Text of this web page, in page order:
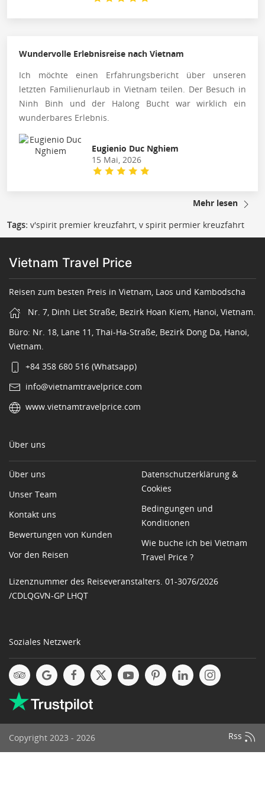
Wundervolle Erlebnisreise nach Vietnam
Ich möchte einen Erfahrungsbericht über unseren
letzten Familienurlaub in Vietnam teilen. Der Besuch in
Ninh Binh und der Halong Bucht war wirklich ein
wunderbares Erlebnis.
Eugienio Duc Nghiem
15 Mai, 2026
Mehr lesen
Tags: v'spirit premier kreuzfahrt, v spirit permier kreuzfahrt
Vietnam Travel Price
Reisen zum besten Preis in Vietnam, Laos und Kambodscha
Nr. 7, Dinh Liet Straße, Bezirk Hoan Kiem, Hanoi, Vietnam.
Büro: Nr. 18, Lane 11, Thai-Ha-Straße, Bezirk Dong Da, Hanoi,
Vietnam.
+84 358 680 516 (Whatsapp)
info@vietnamtravelprice.com
www.vietnamtravelprice.com
Über uns
Über uns
Unser Team
Kontakt uns
Bewertungen von Kunden
Vor den Reisen
Datenschutzerklärung &
Cookies
Bedingungen und
Konditionen
Wie buche ich bei Vietnam
Travel Price ?
Lizenznummer des Reiseveranstalters. 01-3076/2026
/CDLQGVN-GP LHQT
Soziales Netzwerk
Copyright 2023 - 2026 Rss